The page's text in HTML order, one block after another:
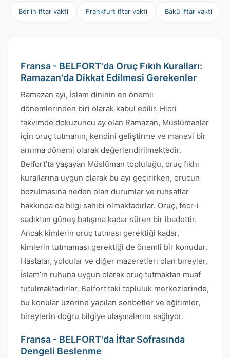
Berlin iftar vakti Frankfurt iftar vakti Bakü iftar vakti
Fransa - BELFORT'da Oruç Fıkıh Kuralları:
Ramazan'da Dikkat Edilmesi Gerekenler
Ramazan ayı, İslam dininin en önemli
dönemlerinden biri olarak kabul edilir. Hicri
takvimde dokuzuncu ay olan Ramazan, Müslümanlar
için oruç tutmanın, kendini geliştirme ve manevi bir
arınma dönemi olarak değerlendirilmektedir.
Belfort’ta yaşayan Müslüman topluluğu, oruç fıkhı
kurallarına uygun olarak bu ayı geçirirken, orucun
bozulmasına neden olan durumlar ve ruhsatlar
hakkında da bilgi sahibi olmaktadırlar. Oruç, fecr-i
sadıktan güneş batışına kadar süren bir ibadettir.
Ancak kimlerin oruç tutması gerektiği kadar,
kimlerin tutmaması gerektiği de önemli bir konudur.
Hastalar, yolcular ve diğer mazeretleri olan bireyler,
İslam’ın ruhuna uygun olarak oruç tutmaktan muaf
tutulmaktadırlar. Belfort’taki topluluk merkezlerinde,
bu konular üzerine yapılan sohbetler ve eğitimler,
bireylerin doğru bilgiye ulaşmalarını sağlıyor.
Fransa - BELFORT'da İftar Sofrasında
Dengeli Beslenme